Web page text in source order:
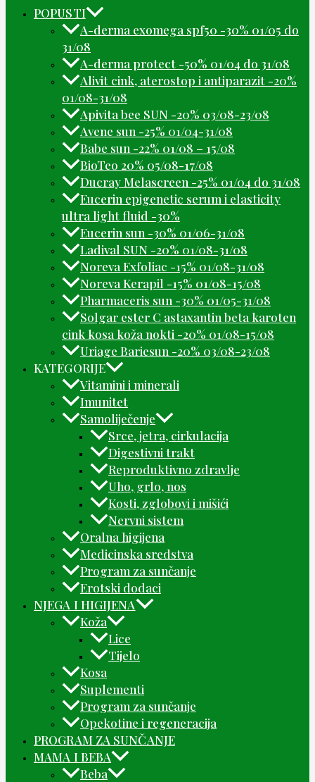
POPUSTI
A-derma exomega spf50 -30% 01/05 do
31/08
A-derma protect -50% 01/04 do 31/08
Alivit cink, aterostop i antiparazit -20%
01/08-31/08
Apivita bee SUN -20% 03/08-23/08
Avene sun -25% 01/04-31/08
Babe sun -22% 01/08 – 15/08
BioTeo 20% 05/08-17/08
Ducray Melascreen -25% 01/04 do 31/08
Eucerin epigenetic serum i elasticity
ultra light fluid -30%
Eucerin sun -30% 01/06-31/08
Ladival SUN -20% 01/08-31/08
Noreva Exfoliac -15% 01/08-31/08
Noreva Kerapil -15% 01/08-15/08
Pharmaceris sun -30% 01/05-31/08
Solgar ester C astaxantin beta karoten
cink kosa koža nokti -20% 01/08-15/08
Uriage Bariesun -20% 03/08-23/08
KATEGORIJE
Vitamini i minerali
Imunitet
Samoliječenje
Srce, jetra, cirkulacija
Digestivni trakt
Reproduktivno zdravlje
Uho, grlo, nos
Kosti, zglobovi i mišići
Nervni sistem
Oralna higijena
Medicinska sredstva
Program za sunčanje
Erotski dodaci
NJEGA I HIGIJENA
Koža
Lice
Tijelo
Kosa
Suplementi
Program za sunčanje
Opekotine i regeneracija
PROGRAM ZA SUNČANJE
MAMA I BEBA
Beba